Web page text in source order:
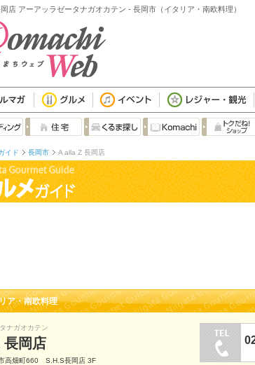
店 アーアッラゼータナガオカテン - 長岡市（イタリア・南欧料理）
イド 長岡市 A alla Z 長岡店
ア・南欧料理
ナガオカテン
岡店
高畑町660 S.H.S長岡店 3F